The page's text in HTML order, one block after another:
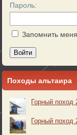
Пароль:
Запомнить меня
Войти
Походы альтаира
Горный поход
Горный поход